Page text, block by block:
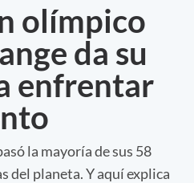
olímpico
da su
enfrentar
la mayoría de sus 58
del planeta. Y aquí explica